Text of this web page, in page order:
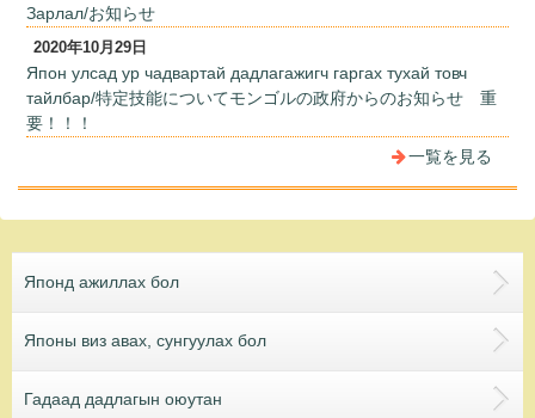
Зарлал/お知らせ
2020年10月29日
Япон улсад ур чадвартай дадлагажигч гаргах тухай товч
тайлбар/特定技能についてモンゴルの政府からのお知らせ 重
要！！！
一覧を見る
Японд ажиллах бол
Японы виз авах, сунгуулах бол
Гадаад дадлагын оюутан